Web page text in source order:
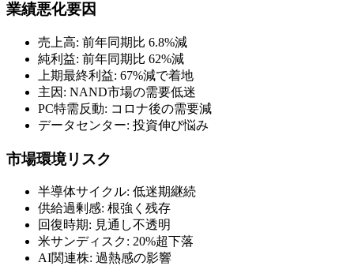
業績悪化要因
売上高: 前年同期比 6.8%減
純利益: 前年同期比 62%減
上期最終利益: 67%減で着地
主因: NAND市場の需要低迷
PC特需反動: コロナ後の需要減
データセンター: 投資伸び悩み
市場環境リスク
半導体サイクル: 低迷期継続
供給過剰感: 根強く残存
回復時期: 見通し不透明
米サンディスク: 20%超下落
AI関連株: 過熱感の影響